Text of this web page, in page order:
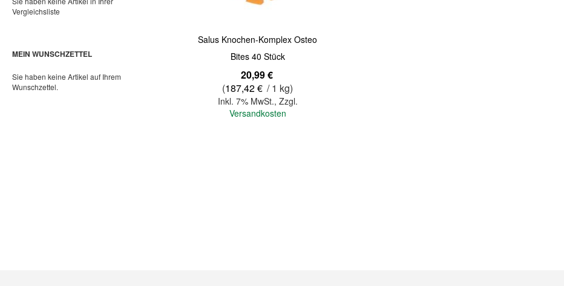
Salus Knochen-Komplex Osteo
Bites 40 Stück
20,99 €
(187,42 € / 1 kg)
Inkl. 7% MwSt., Zzgl.
Versandkosten
Vergleichsliste
MEIN WUNSCHZETTEL
Sie haben keine Artikel auf Ihrem
Wunschzettel.